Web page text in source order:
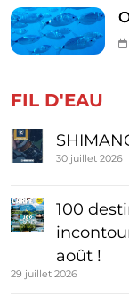
FIL D'EAU
30 juillet 2026
100
août !
29 juillet 2026